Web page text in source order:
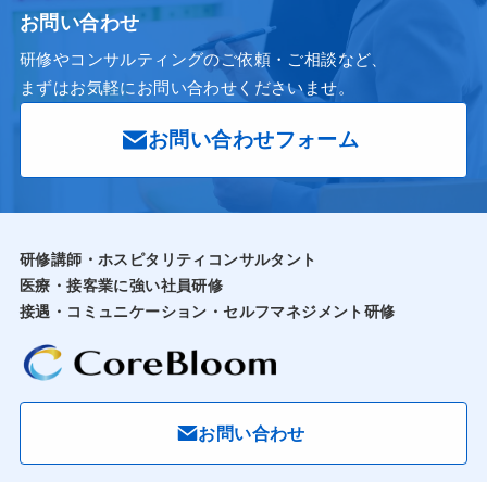
お問い合わせ
研修やコンサルティングのご依頼・ご相談など、
まずはお気軽にお問い合わせくださいませ。
お問い合わせフォーム
研修講師・ホスピタリティコンサルタント
医療・接客業に強い社員研修
接遇・コミュニケーション・セルフマネジメント研修
お問い合わせ